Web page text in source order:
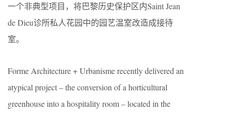
一个非典型项目，将巴黎历史保护区内Saint Jean
de Dieu诊所私人花园中的园艺温室改造成接待
室。
Forme Architecture + Urbanisme recently delivered an
atypical project – the conversion of a horticultural
greenhouse into a hospitality room – located in the